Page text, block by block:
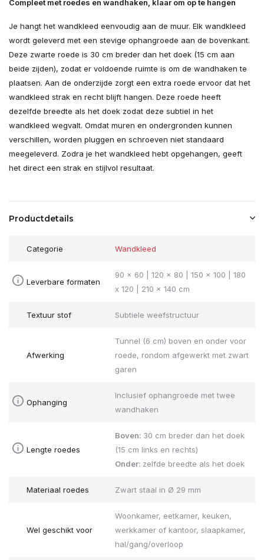
Compleet met roedes en wandhaken, klaar om op te hangen
Je hangt het wandkleed eenvoudig aan de muur. Elk wandkleed
wordt geleverd met een stevige ophangroede aan de bovenkant.
Deze zwarte roede is 30 cm breder dan het doek (15 cm aan
beide zijden), zodat er voldoende ruimte is om de wandhaken te
plaatsen. Aan de onderzijde zorgt een extra roede ervoor dat het
wandkleed strak en recht blijft hangen. Deze roede heeft
dezelfde breedte als het doek zodat deze subtiel in het
wandkleed wegvalt. Omdat muren en ondergronden kunnen
verschillen, worden pluggen en schroeven niet standaard
meegeleverd. Zodra je het wandkleed hebt opgehangen, geeft
het direct een strak en stijlvol resultaat.
Productdetails
Categorie Wandkleed
Leverbare formaten
90 x 60 | 120 x 80 | 150 x 100 | 180
x 120 | 210 x 140 cm
Textuur stof Subtiele weefstructuur
Afwerking
Tunnel (6 cm) boven en onder voor
roede, rondom afgewerkt met zwart
garen
Ophanging
Inclusief ophangroede met twee
wandhaken
Lengte roedes
Boven: 30 cm breder dan het doek
(15 cm links en rechts)
Onder: zelfde breedte als het doek
Materiaal roedes Zwart staal in Ø 29 mm
Wel geschikt voor
Woonkamer, eetkamer, keuken,
werkkamer of kantoor, slaapkamer,
hal/gang/overloop